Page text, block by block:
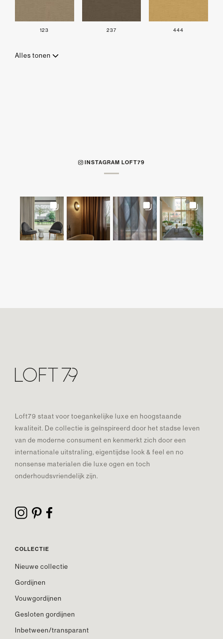
123 237 444
Alles tonen
INSTAGRAM LOFT79
Loft79 staat voor toegankelijke luxe en hoogstaande
kwaliteit. De collectie is geïnspireerd door het stadse leven
van de moderne consument en kenmerkt zich door een
internationale uitstraling, eigentijdse look & feel en no
nonsense materialen die luxe ogen en toch
onderhoudsvriendelijk zijn.
COLLECTIE
Nieuwe collectie
Gordijnen
Vouwgordijnen
Gesloten gordijnen
Inbetween/transparant